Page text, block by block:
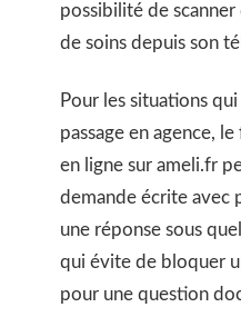
possibilité de
de soins depuis son
Pour les situations
passage en agence,
en ligne sur ameli.fr
demande écrite avec
une réponse sous
qui évite de bloquer
pour une question